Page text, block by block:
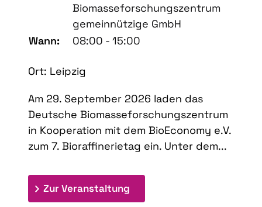
Biomasseforschungszentrum
gemeinnützige GmbH
Wann:
08:00 - 15:00
Ort: Leipzig
Am 29. September 2026 laden das
Deutsche Biomasseforschungszentrum
in Kooperation mit dem BioEconomy e.V.
zum 7. Bioraffinerietag ein. Unter dem...
Zur Veranstaltung